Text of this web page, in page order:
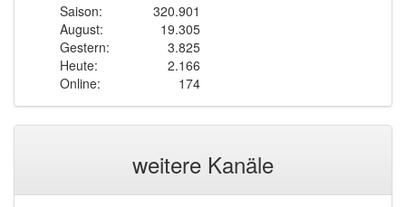
Saison:
320.901
August:
19.305
Gestern:
3.825
Heute:
2.166
Online:
174
weitere Kanäle